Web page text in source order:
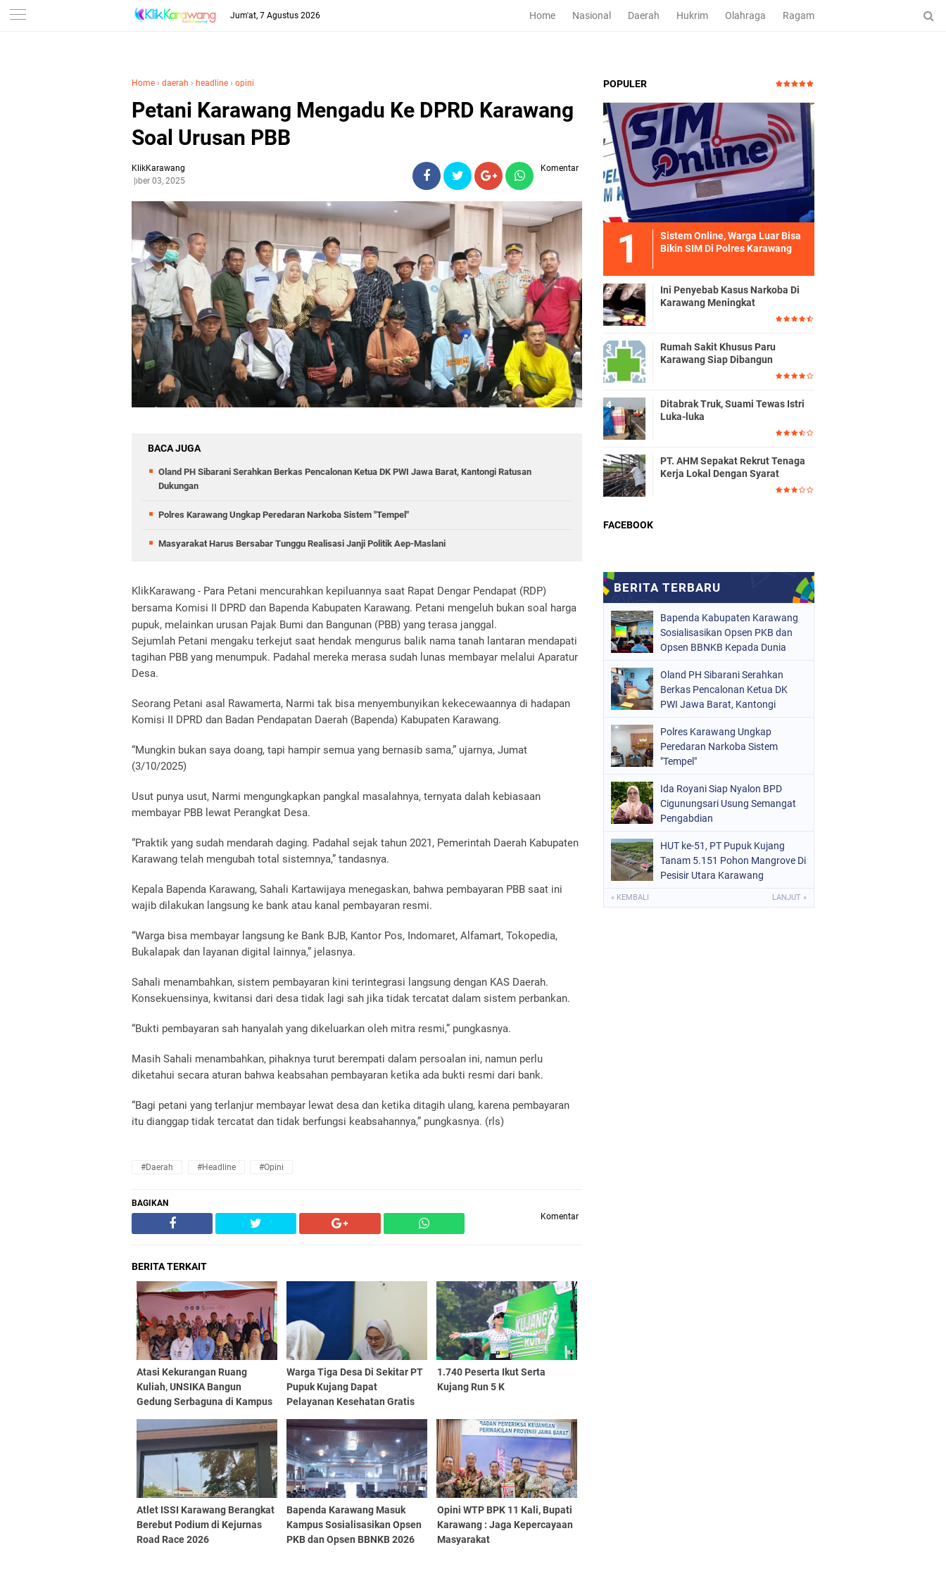
Jum'at, 7 Agustus 2026 Home Nasional Daerah Hukrim Olahraga Ragam
Home › daerah › headline › opini
Petani Karawang Mengadu Ke DPRD Karawang
Soal Urusan PBB
KlikKarawang
Oktober 03, 2025
Komentar
BACA JUGA
Oland PH Sibarani Serahkan Berkas Pencalonan Ketua DK PWI Jawa Barat, Kantongi Ratusan
Dukungan
Polres Karawang Ungkap Peredaran Narkoba Sistem "Tempel"
Masyarakat Harus Bersabar Tunggu Realisasi Janji Politik Aep-Maslani
KlikKarawang - Para Petani mencurahkan kepiluannya saat Rapat Dengar Pendapat (RDP)
bersama Komisi II DPRD dan Bapenda Kabupaten Karawang. Petani mengeluh bukan soal harga
pupuk, melainkan urusan Pajak Bumi dan Bangunan (PBB) yang terasa janggal.
Sejumlah Petani mengaku terkejut saat hendak mengurus balik nama tanah lantaran mendapati
tagihan PBB yang menumpuk. Padahal mereka merasa sudah lunas membayar melalui Aparatur
Desa.
Seorang Petani asal Rawamerta, Narmi tak bisa menyembunyikan kekecewaannya di hadapan
Komisi II DPRD dan Badan Pendapatan Daerah (Bapenda) Kabupaten Karawang.
“Mungkin bukan saya doang, tapi hampir semua yang bernasib sama,” ujarnya, Jumat
(3/10/2025)
Usut punya usut, Narmi mengungkapkan pangkal masalahnya, ternyata dalah kebiasaan
membayar PBB lewat Perangkat Desa.
“Praktik yang sudah mendarah daging. Padahal sejak tahun 2021, Pemerintah Daerah Kabupaten
Karawang telah mengubah total sistemnya,” tandasnya.
Kepala Bapenda Karawang, Sahali Kartawijaya menegaskan, bahwa pembayaran PBB saat ini
wajib dilakukan langsung ke bank atau kanal pembayaran resmi.
“Warga bisa membayar langsung ke Bank BJB, Kantor Pos, Indomaret, Alfamart, Tokopedia,
Bukalapak dan layanan digital lainnya,” jelasnya.
Sahali menambahkan, sistem pembayaran kini terintegrasi langsung dengan KAS Daerah.
Konsekuensinya, kwitansi dari desa tidak lagi sah jika tidak tercatat dalam sistem perbankan.
“Bukti pembayaran sah hanyalah yang dikeluarkan oleh mitra resmi,” pungkasnya.
Masih Sahali menambahkan, pihaknya turut berempati dalam persoalan ini, namun perlu
diketahui secara aturan bahwa keabsahan pembayaran ketika ada bukti resmi dari bank.
“Bagi petani yang terlanjur membayar lewat desa dan ketika ditagih ulang, karena pembayaran
itu dianggap tidak tercatat dan tidak berfungsi keabsahannya,” pungkasnya. (rls)
#daerah #headline #opini
BAGIKAN
Komentar
BERITA TERKAIT
Atasi Kekurangan Ruang
Kuliah, UNSIKA Bangun
Gedung Serbaguna di Kampus
Warga Tiga Desa Di Sekitar PT
Pupuk Kujang Dapat
Pelayanan Kesehatan Gratis
1.740 Peserta Ikut Serta
Kujang Run 5 K
Atlet ISSI Karawang Berangkat
Berebut Podium di Kejurnas
Road Race 2026
Bapenda Karawang Masuk
Kampus Sosialisasikan Opsen
PKB dan Opsen BBNKB 2026
Opini WTP BPK 11 Kali, Bupati
Karawang : Jaga Kepercayaan
Masyarakat
POPULER
Sistem Online, Warga Luar Bisa
Bikin SIM Di Polres Karawang
Ini Penyebab Kasus Narkoba Di
Karawang Meningkat
Rumah Sakit Khusus Paru
Karawang Siap Dibangun
Ditabrak Truk, Suami Tewas Istri
Luka-luka
PT. AHM Sepakat Rekrut Tenaga
Kerja Lokal Dengan Syarat
FACEBOOK
Bapenda Kabupaten Karawang
Sosialisasikan Opsen PKB dan
Opsen BBNKB Kepada Dunia
Oland PH Sibarani Serahkan
Berkas Pencalonan Ketua DK
PWI Jawa Barat, Kantongi
Polres Karawang Ungkap
Peredaran Narkoba Sistem
"Tempel"
Ida Royani Siap Nyalon BPD
Cigunungsari Usung Semangat
Pengabdian
HUT ke-51, PT Pupuk Kujang
Tanam 5.151 Pohon Mangrove Di
Pesisir Utara Karawang
« KEMBALI LANJUT »